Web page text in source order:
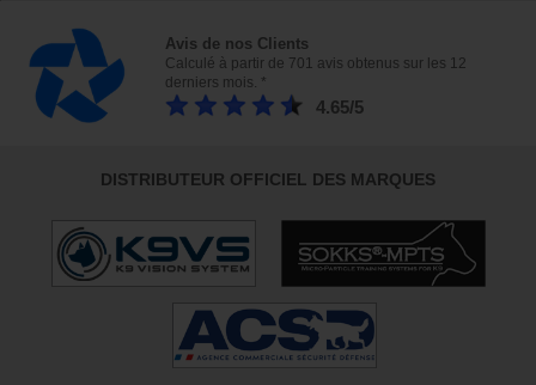
Avis de nos Clients
Calculé à partir de 701 avis obtenus sur les 12
derniers mois. *
4.65/5
DISTRIBUTEUR OFFICIEL DES MARQUES